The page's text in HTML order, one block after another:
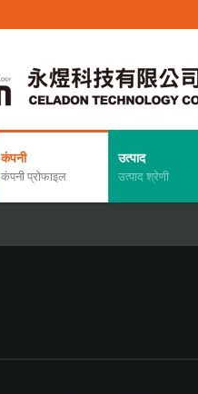
कंपनी
कंपनी प्रोफाइल
उत्पाद
उत्पाद श्रेणी